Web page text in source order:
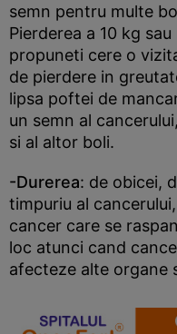
semn pentru multe
Pierderea a 10 kg
propuneti cere o
de pierdere in
lipsa poftei de
un semn al
si al altor boli.
-Durerea: de obicei,
timpuriu al
cancer care se
loc atunci cand
afecteze alte organe